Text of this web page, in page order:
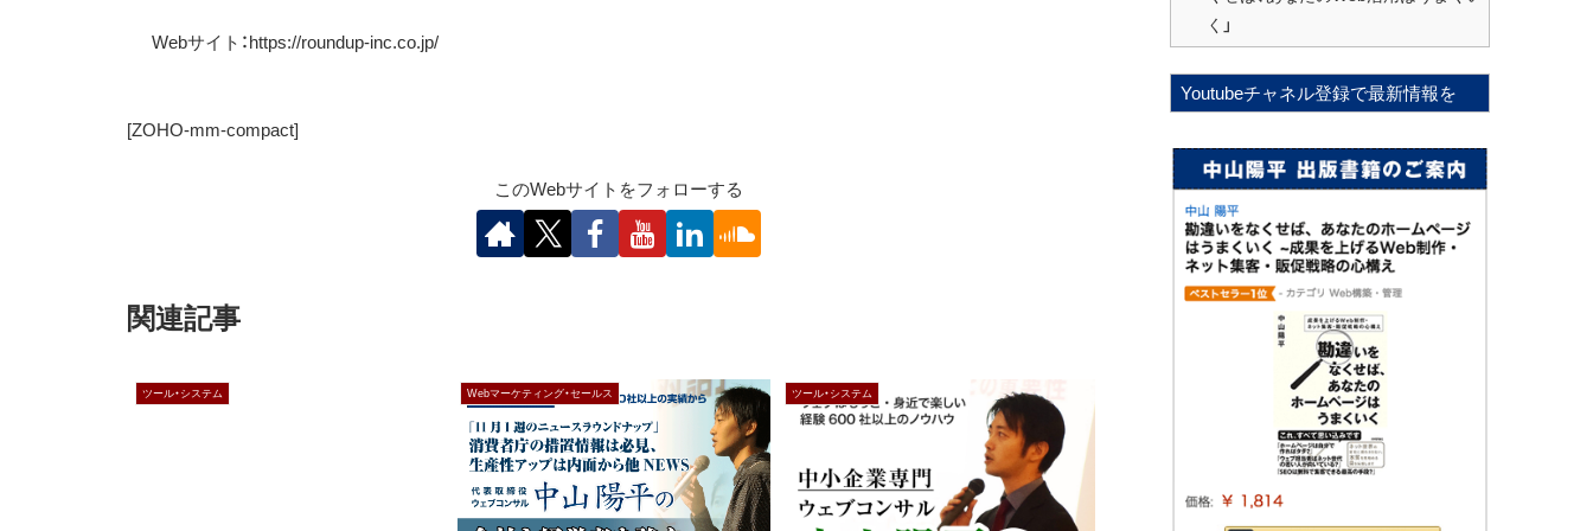
Webサイト：https://roundup-inc.co.jp/
[ZOHO-mm-compact]
このWebサイトをフォローする
関連記事
ツール・システム Webマーケティング・セールス ツール・システム
く」
Youtubeチャネル登録で最新情報を